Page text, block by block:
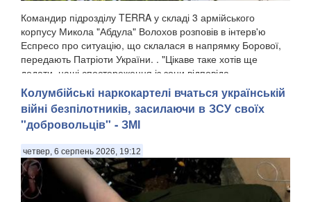
Командир підрозділу TERRA у складі 3 армійського
корпусу Микола "Абдула" Волохов розповів в інтерв'ю
Еспресо про ситуацію, що склалася в напрямку Борової,
передають Патріоти України. . "Цікаве таке хотів ще
додати, наші спостереження із зони відповіда...
Колумбійські наркокартелі вчаться українській
війні безпілотників, засилаючи в ЗСУ своїх
"добровольців" - ЗМІ
четвер, 6 серпень 2026, 19:12